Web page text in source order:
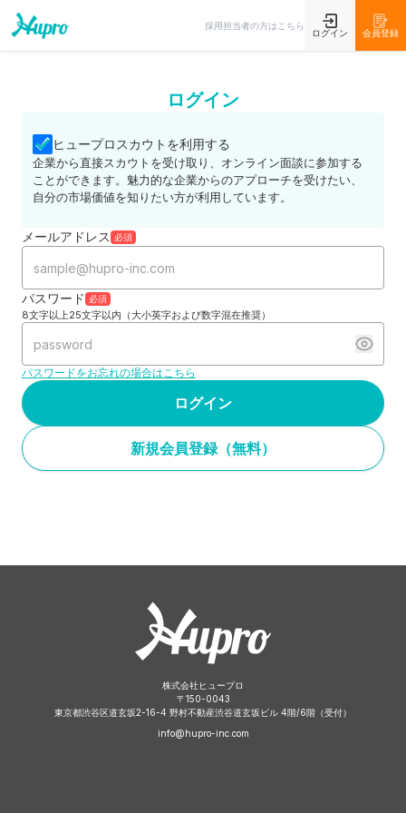
採用担当者の方はこちら
ログイン 会員登録
ログイン
ヒュープロスカウトを利用する
企業から直接スカウトを受け取り、オンライン面談に参加する
ことができます。魅力的な企業からのアプローチを受けたい、
自分の市場価値を知りたい方が利用しています。
メールアドレス 必須
パスワード 必須
8文字以上25文字以内（大小英字および数字混在推奨）
パスワードをお忘れの場合はこちら
ログイン
新規会員登録（無料）
株式会社ヒュープロ
〒 150-0043
東京都渋谷区道玄坂2-16-4 野村不動産渋谷道玄坂ビル 4階/6階（受付）
info@hupro-inc.com